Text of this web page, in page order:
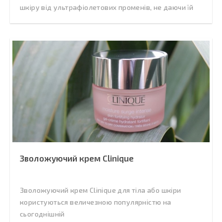
шкіру від ультрафіолетових променів, не даючи їй
Зволожуючий крем Clinique
Зволожуючий крем Clinique для тіла або шкіри
користуються величезною популярністю на
сьогоднішній